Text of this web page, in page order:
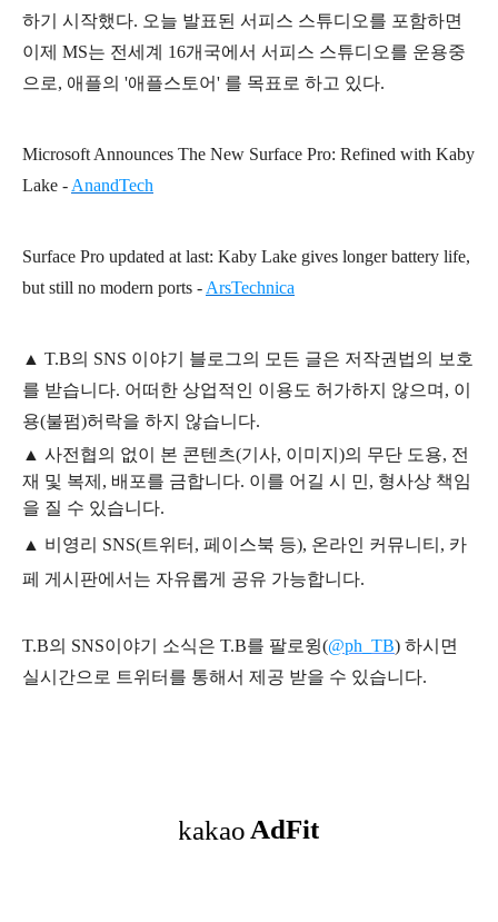
하기 시작했다. 오늘 발표된 서피스 스튜디오를 포함하면
이제 MS는 전세계 16개국에서 서피스 스튜디오를 운용중
으로, 애플의 '애플스토어' 를 목표로 하고 있다.
Microsoft Announces The New Surface Pro: Refined with Kaby
Lake - AnandTech
Surface Pro updated at last: Kaby Lake gives longer battery life,
but still no modern ports - ArsTechnica
▲ T.B의 SNS 이야기 블 로그의 모든 글은 저작권법의 보호
를 받습니다. 어떠한 상업적인 이용도 허가하지 않으며, 이
용(불펌)허락을 하지 않습니다.
▲ 사전협의 없이 본 콘텐츠(기사, 이미지)의 무단 도용, 전
재 및 복제, 배포를 금합니다. 이를 어길 시 민, 형사상 책임
을 질 수 있습니다.
▲ 비영리 SNS(트위터, 페이스북 등), 온라인 커뮤니티, 카
페 게시판에서는 자유롭게 공유 가능합니다.
T.B의 SNS이야기 소식은 T.B를 팔로윙(@ph_TB) 하시면
실시간으로 트위터를 통해서 제공 받을 수 있습니다.